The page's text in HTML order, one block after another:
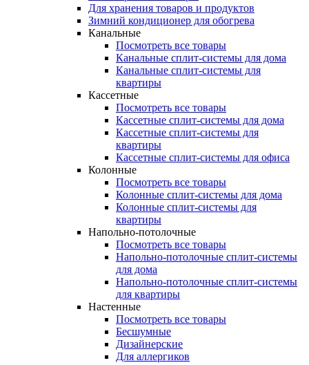
Для хранения товаров и продуктов
Зимний кондиционер для обогрева
Канальные
Посмотреть все товары
Канальные сплит-системы для дома
Канальные сплит-системы для
квартиры
Кассетные
Посмотреть все товары
Кассетные сплит-системы для дома
Кассетные сплит-системы для
квартиры
Кассетные сплит-системы для офиса
Колонные
Посмотреть все товары
Колонные сплит-системы для дома
Колонные сплит-системы для
квартиры
Напольно-потолочные
Посмотреть все товары
Напольно-потолочные сплит-системы
для дома
Напольно-потолочные сплит-системы
для квартиры
Настенные
Посмотреть все товары
Бесшумные
Дизайнерские
Для аллергиков